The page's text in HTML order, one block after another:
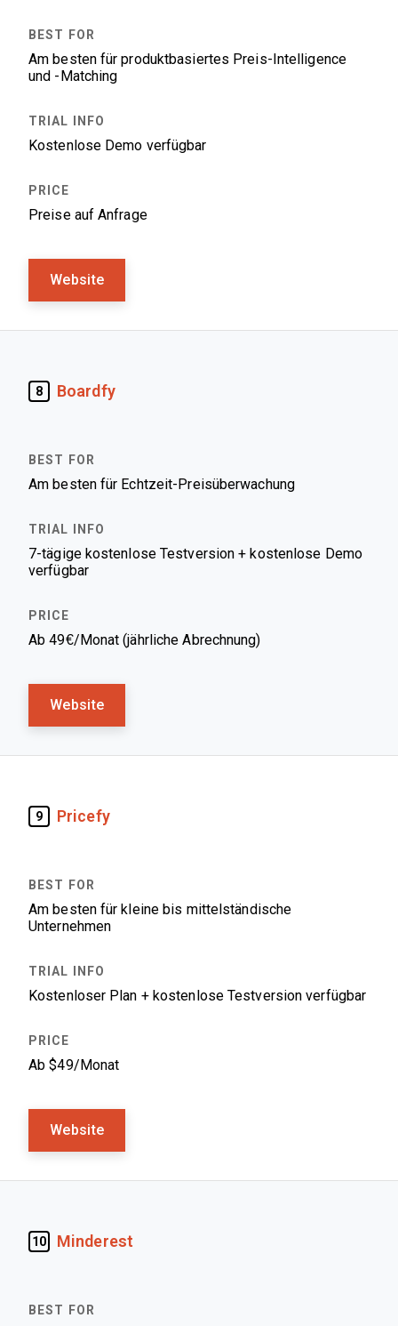
Am besten für produktbasiertes Preis-Intelligence
und -Matching
Kostenlose Demo verfügbar
Preise auf Anfrage
Website
8 Boardfy
Am besten für Echtzeit-Preisüberwachung
7-tägige kostenlose Testversion + kostenlose Demo
verfügbar
Ab 49€/Monat (jährliche Abrechnung)
Website
9 Pricefy
Am besten für kleine bis mittelständische
Unternehmen
Kostenloser Plan + kostenlose Testversion verfügbar
Ab $49/Monat
Website
10 Minderest